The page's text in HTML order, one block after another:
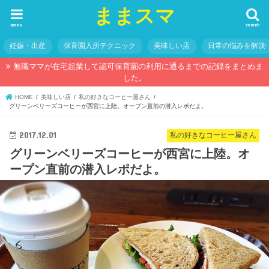
ままスマ search
menu
妊娠・出産 保育園入所テクニック 美味しい店 日常の悩みを解決
無職ママが在宅起業して認可保育園の利用に通るまでの記録をまとめま
した。
HOME 美味しい店
私の好きなコーヒー屋さん
グリーンベリーズコーヒーが西宮に上陸。オープン直前の潜入レポだよ。
私の好きなコーヒー屋さん
2017.12.01
グリーンベリーズコーヒーが西宮に上陸。オ
ープン直前の潜入レポだよ。